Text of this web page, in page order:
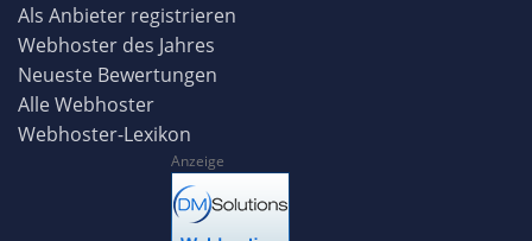
Als Anbieter registrieren
Webhoster des Jahres
Neueste Bewertungen
Alle Webhoster
Webhoster-Lexikon
Anzeige